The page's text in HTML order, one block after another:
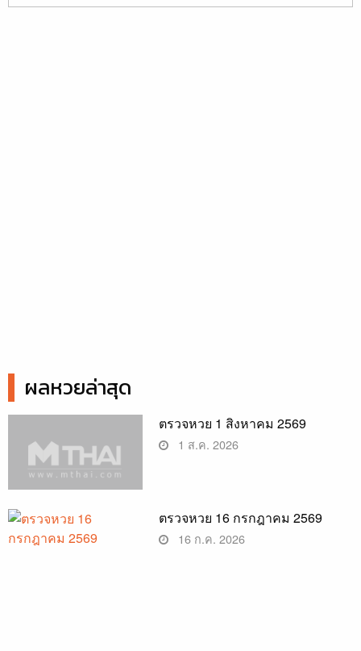
ผลหวยล่าสุด
ตรวจหวย 1 สิงหาคม 2569
1 ส.ค. 2026
ตรวจหวย 16 กรกฎาคม 2569
16 ก.ค. 2026